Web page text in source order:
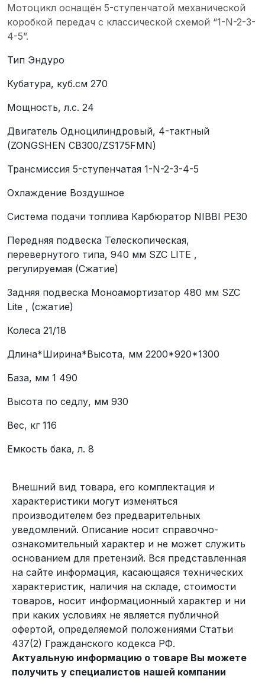
Мотоцикл оснащён 5-ступенчатой механической
коробкой передач с классической схемой “1-N-2-3-
4-5”.
Тип Эндуро
Кубатура, куб.см 270
Мощность, л.с. 24
Двигатель Одноцилиндровый, 4-тактный
(ZONGSHEN CB300/ZS175FMN)
Трансмиссия 5-ступенчатая 1-N-2-3-4-5
Охлаждение Воздушное
Система подачи топлива Карбюратор NIBBI PE30
Передняя подвеска Телескопическая,
перевернутого типа, 940 мм SZC LITE ,
регулируемая (Сжатие)
Задняя подвеска Моноамортизатор 480 мм SZC
Lite , (сжатие)
Колеса 21/18
Длина*Ширина*Высота, мм 2200*920*1300
База, мм 1 490
Высота по седлу, мм 930
Вес, кг 116
Емкость бака, л. 8
Внешний вид товара, его комплектация и
характеристики могут изменяться
производителем без предварительных
уведомлений. Описание носит справочно-
ознакомительный характер и не может служить
основанием для претензий. Вся представленная
на сайте информация, касающаяся технических
характеристик, наличия на складе, стоимости
товаров, носит информационный характер и ни
при каких условиях не является публичной
офертой, определяемой положениями Статьи
437(2) Гражданского кодекса РФ.
Актуальную информацию о товаре Вы можете
получить у специалистов нашей компании